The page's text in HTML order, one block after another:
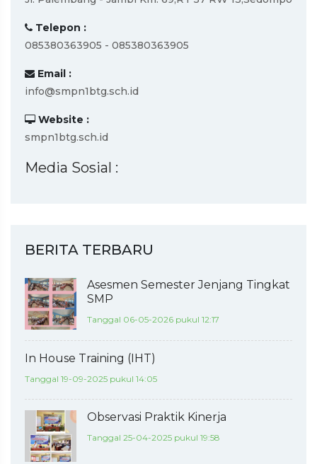
Telepon :
085380363905 - 085380363905
Email :
info@smpn1btg.sch.id
Website :
smpn1btg.sch.id
Media Sosial :
BERITA TERBARU
Asesmen Semester Jenjang Tingkat
SMP
Tanggal 06-05-2026 pukul 12:17
In House Training (IHT)
Tanggal 19-09-2025 pukul 14:05
Observasi Praktik Kinerja
Tanggal 25-04-2025 pukul 19:58